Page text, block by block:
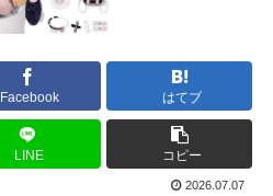
Facebook はてブ
LINE コピー
2026.07.07